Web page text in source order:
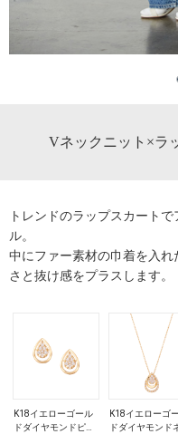
Vネックニット×ラ
トレンドのラップスカート
ル。
中にファー素材の巾着を入
さと抜け感をプラスします。
K18イエローゴール
ドダイヤモンドピア
K18イエローゴ
ドダイヤモンド